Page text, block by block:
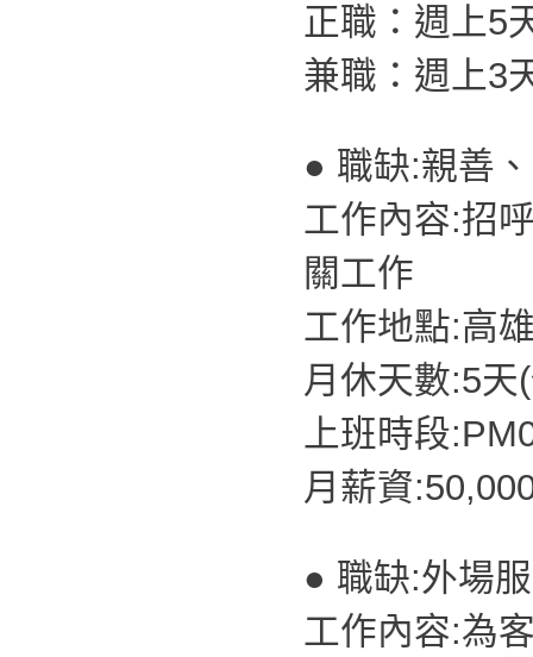
正職：週上5
兼職：週上3
● 職缺:親善
工作內容:招
關工作
工作地點:高
月休天數:5天
上班時段
月薪資
● 職缺:外場
工作內容:為